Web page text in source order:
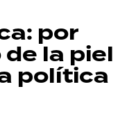
por
la piel
política